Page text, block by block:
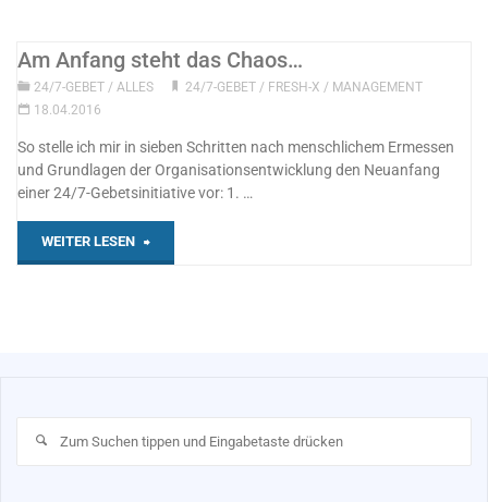
Am Anfang steht das Chaos…
24/7-GEBET / ALLES 24/7-GEBET/ FRESH-X / MANAGEMENT
18.04.2016
So stelle ich mir in sieben Schritten nach menschlichem Ermessen
und Grundlagen der Organisationsentwicklung den Neuanfang
einer 24/7-Gebetsinitiative vor: 1. …
WEITER LESEN "Am